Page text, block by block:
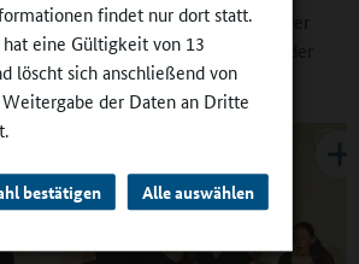
findet nur dort statt.
eine Gültigkeit von 13
löscht sich anschließend von
der Daten an Dritte
bestätigen Alle auswählen
sind Erziehungswissenschaftler an der
Thema Ganztag ein Bestandteil der